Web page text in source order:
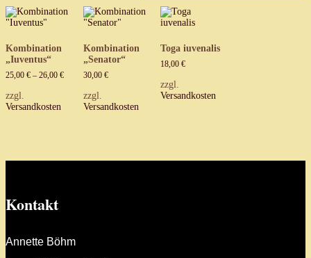
Kombination
„Iuventus“
25,00 € – 26,00 €
zzgl.
Versandkosten
Kombination
„Senator“
30,00 €
zzgl.
Versandkosten
Toga iuvenalis
18,00€
zzgl.
Versandkosten
Kontakt
Annette Böhm